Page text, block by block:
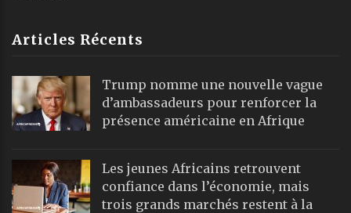
Articles Récents
Trump nomme une nouvelle vague
d’ambassadeurs pour renforcer la
présence américaine en Afrique
Les jeunes Africains retrouvent
confiance dans l’économie, mais
trois grands marchés restent à la